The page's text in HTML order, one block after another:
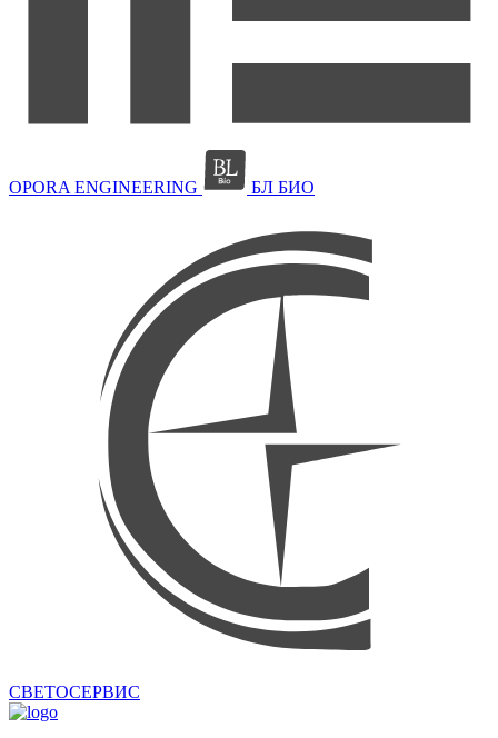
OPORA ENGINEERING БЛ БИО
СВЕТОСЕРВИС